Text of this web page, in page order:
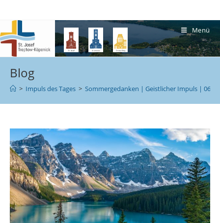
Menü
Blog
> Impuls des Tages > Sommergedanken | Geistlicher Impuls |